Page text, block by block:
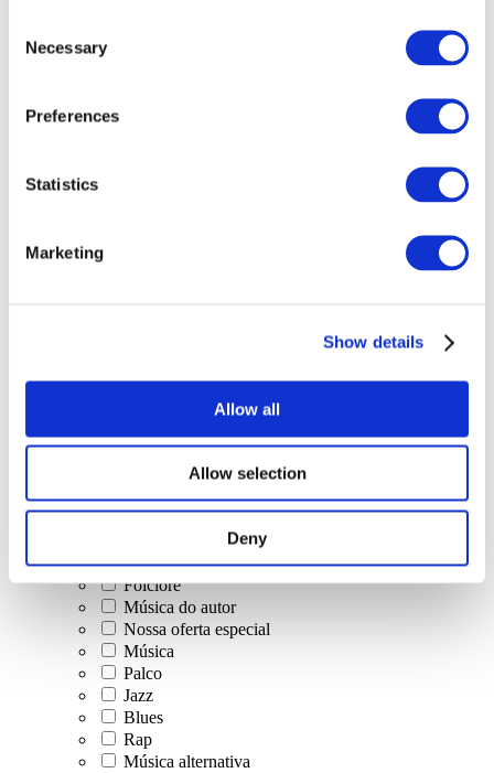
Selection
Necessary
Preferences
Statistics
Marketing
Show details
Allow all
Allow selection
Deny
Concertos
Música clássica
Música pop
Musica rock
música israelense
Folclore
Música do autor
Nossa oferta especial
Música
Palco
Jazz
Blues
Rap
Música alternativa